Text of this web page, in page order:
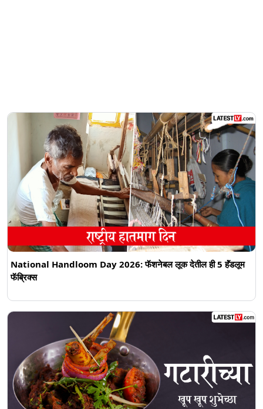
National Handloom Day 2026: फॅशनेबल लूक देतील ही 5 हॅंडलूम
फॅब्रिक्स